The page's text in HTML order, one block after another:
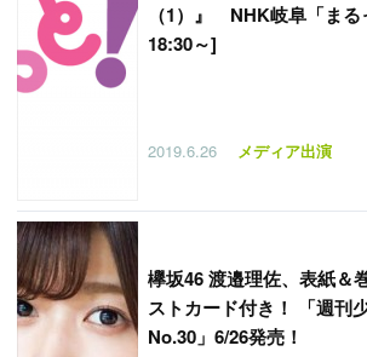
（1）』 NHK岐阜「ま
18:30～]
2019.6.26 メディア出演
欅坂46 渡邉理佐、表紙＆
ストカード付き！ 「週刊
No.30」6/26発売！